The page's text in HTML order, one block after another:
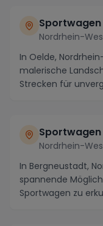
Nordrhein-
In Oelde,
malerische
Strecken für
Nordrhein-
In Bergneustadt,
spannende
Sportwagen zu